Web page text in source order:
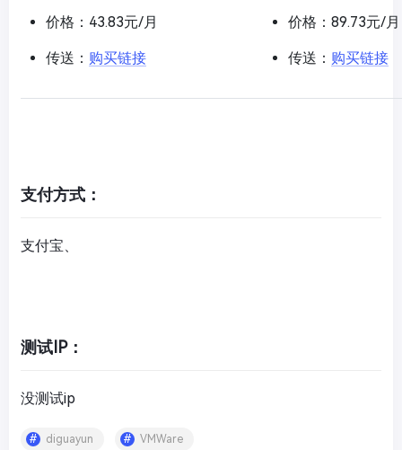
价格：43.83元/月
传送： 购买链接
价格：89.73元/月
传送： 购买链接
支付方式：
支付宝、
测试IP：
没测试ip
diguayun VMWare